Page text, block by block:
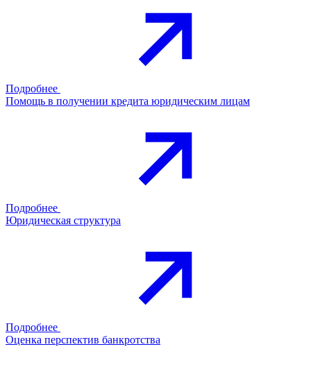
Подробнее
Помощь в получении кредита юридическим лицам
Подробнее
Юридическая структура
Подробнее
Оценка перспектив банкротства